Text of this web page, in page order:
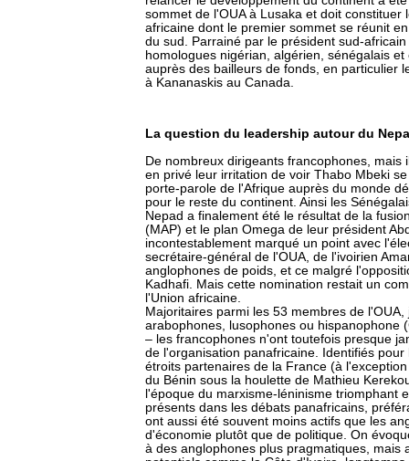
sommet de l'OUA à Lusaka et doit
africaine dont le premier sommet se réunit
du sud. Parrainé par le président sud-
homologues nigérian, algérien, sénégalais
auprès des bailleurs de fonds, en particulier
à Kananaskis au Canada.
La question du leadership autour du
De nombreux dirigeants francophones,
en privé leur irritation de voir Thabo Mbeki
porte-parole de l'Afrique auprès du monde
pour le reste du continent. Ainsi les
Nepad a finalement été le résultat de la
(MAP) et le plan Omega de leur président
incontestablement marqué un point avec
secrétaire-général de l'OUA, de l'ivoirien
anglophones de poids, et ce malgré
Kadhafi. Mais cette nomination restait un
l'Union africaine.
Majoritaires parmi les 53 membres de
arabophones, lusophones ou hispanophone
– les francophones n'ont toutefois presque
de l'organisation panafricaine. Identifiés
étroits partenaires de la France (à
du Bénin sous la houlette de Mathieu
l'époque du marxisme-léninisme triomphant
présents dans les débats panafricains,
ont aussi été souvent moins actifs que les
d'économie plutôt que de politique. On
à des anglophones plus pragmatiques, mais